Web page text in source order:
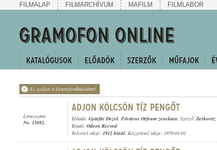
FILMALAP FILMARCHÍVUM MAFILM FILMLABOR
Ez szóljon a GramofonRádióban!
Lemezszám:
No. 15882.
Előadó: Gyárfás Dezső, Fővárosi Orfeum zenekara; Szerző: Zerkovitz
Kiadó: Odeon Record;
Felvétel ideje: 1912 körül; Közzététel ideje: 1970-01-01